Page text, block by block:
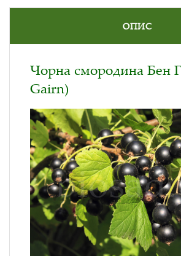
ОПИС
Чорна смородина Бен
Gairn)